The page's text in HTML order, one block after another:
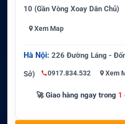
10 (Gần Vòng Xoay Dân Chủ)
Xem Map
Hà Nội: 226 Đường Láng -
Sở) 0917.834.532 Xem
🚀 Giao hàng ngay trong 1